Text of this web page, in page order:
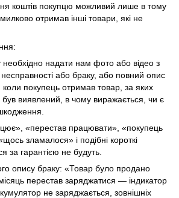
коштів покупцю можливий лише в тому
отримав інші товари, які не
необхідно надати нам фото або відео з
або браку, або повний опис
покупець отримав товар, за яких
виявлений, в чому виражається, чи є
«перестав працювати», «покупець
зламалося» і подібні короткі
за гарантією не будуть.
опису браку: «Товар було продано
перестав заряджатися — індикатор
не заряджається, зовнішніх